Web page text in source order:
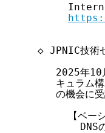
◇ JPNIC技術
2025年10
キュラム構
の機会に受
【ベーシ
DNSの